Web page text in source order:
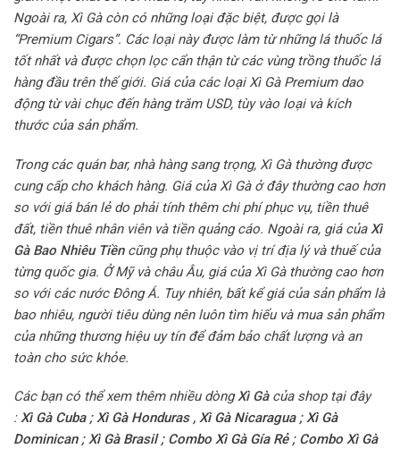
Ngoài ra, Xì Gà còn có những loại đặc biệt, được gọi là
“Premium Cigars”. Các loại này được làm từ những lá thuốc lá
tốt nhất và được chọn lọc cẩn thận từ các vùng trồng thuốc lá
hàng đầu trên thế giới. Giá của các loại Xì Gà Premium dao
động từ vài chục đến hàng trăm USD, tùy vào loại và kích
thước của sản phẩm.
Trong các quán bar, nhà hàng sang trọng, Xì Gà thường được
cung cấp cho khách hàng. Giá của Xì Gà ở đây thường cao hơn
so với giá bán lẻ do phải tính thêm chi phí phục vụ, tiền thuê
đất, tiền thuê nhân viên và tiền quảng cáo. Ngoài ra, giá của Xì
Gà Bao Nhiêu Tiềncũng phụ thuộc vào vị trí địa lý và thuế của
từng quốc gia. Ở Mỹ và châu Âu, giá của Xì Gà thường cao hơn
so với các nước Đông Á. Tuy nhiên, bất kể giá của sản phẩm là
bao nhiêu, người tiêu dùng nên luôn tìm hiểu và mua sản phẩm
của những thương hiệu uy tín để đảm bảo chất lượng và an
toàn cho sức khỏe.
Các bạn có thể xem thêm nhiều dòngXì Gàcủa shop tại đây
:Xì Gà Cuba;Xì Gà Honduras, Xì Gà Nicaragua;Xì Gà
Dominican;Xì Gà Brasil; Combo Xì Gà Gía Rẻ; Combo Xì Gà